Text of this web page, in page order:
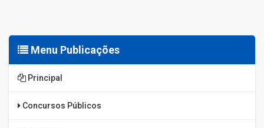
Menu Publicações
Principal
Concursos Públicos